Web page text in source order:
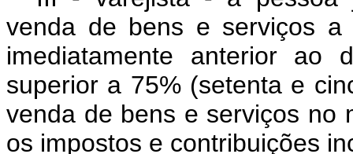
venda de bens e serviços a
imediatamente anterior ao
superior a 75% (setenta e
venda de bens e serviços no
os impostos e contribuições